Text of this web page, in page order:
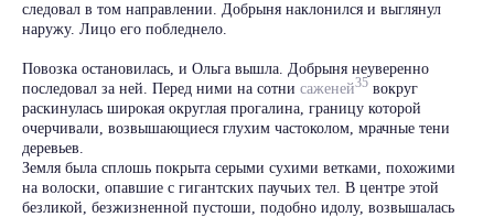
следовал в том направлении. Добрыня наклонился и выглянул
наружу. Лицо его побледнело.
Повозка остановилась, и Ольга вышла. Добрыня неуверенно
последовал за ней. Перед ними на сотни саженей35 вокруг
раскинулась широкая округлая прогалина, границу которой
очерчивали, возвышающиеся глухим частоколом, мрачные тени
деревьев.
Земля была сплошь покрыта серыми сухими ветками, похожими
на волоски, опавшие с гигантских паучьих тел. В центре этой
безликой, безжизненной пустоши, подобно идолу, возвышалась